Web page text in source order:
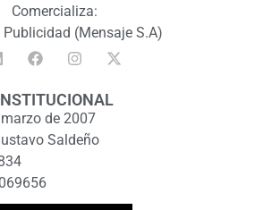
Comercializa:
Publicidad (Mensaje S.A)
de 2007
Saldeño